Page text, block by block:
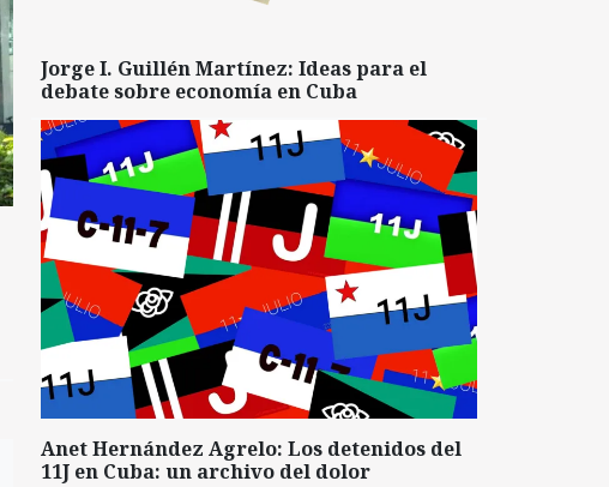
Jorge I. Guillén Martínez: Ideas para el
debate sobre economía en Cuba
Anet Hernández Agrelo: Los detenidos del
11J en Cuba: un archivo del dolor